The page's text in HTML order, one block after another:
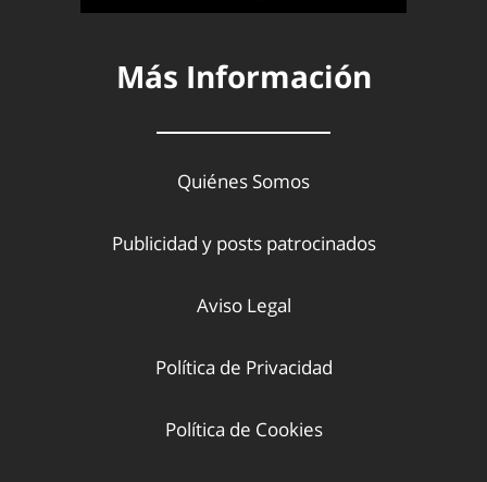
Más Información
Quiénes Somos
Publicidad y posts patrocinados
Aviso Legal
Política de Privacidad
Política de Cookies